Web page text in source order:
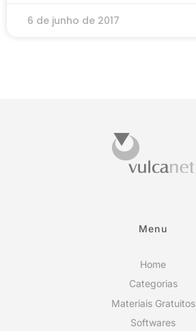
6 de junho de 2017
Menu
Home
Categorias
Materiais Gratuitos
Softwares